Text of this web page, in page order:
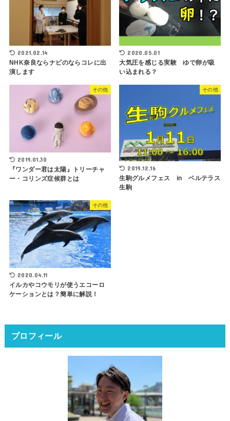
2021.02.14
NHK奈良ならナビのならコレに出
演します
2020.05.01
大気圧を感じる実験 ゆで卵が吸
い込まれる？
その他
2019.01.30
『ワンダー君は太陽』トリーチャ
ー・コリンズ症候群とは
その他
2019.12.16
生駒グルメフェス in ベルテラス
生駒
その他
2020.04.11
イルカやコウモリが使うエコーロ
ケーションとは？簡単に解説！
プロフィール